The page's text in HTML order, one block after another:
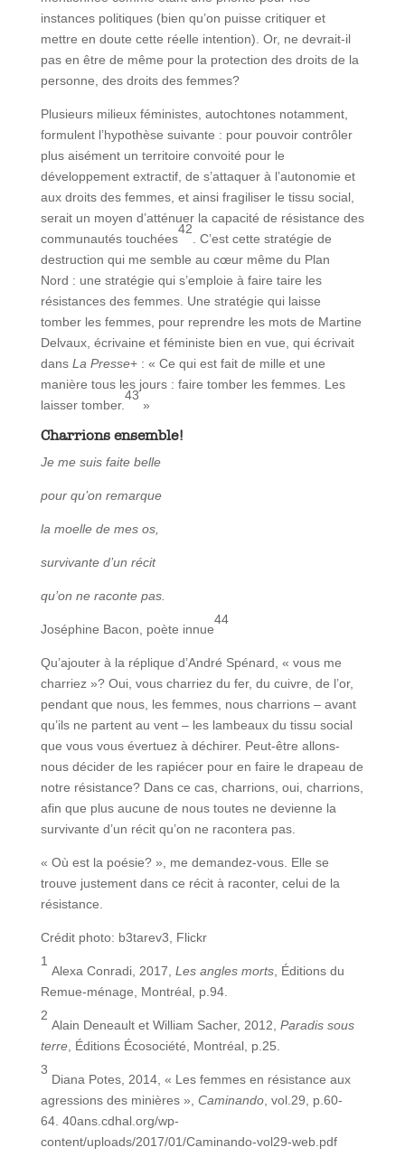
instances politiques (bien qu’on puisse critiquer et
mettre en doute cette réelle intention). Or, ne devrait-il
pas en être de même pour la protection des droits de la
personne, des droits des femmes?
Plusieurs milieux féministes, autochtones notamment,
formulent l’hypothèse suivante : pour pouvoir contrôler
plus aisément un territoire convoité pour le
développement extractif, de s’attaquer à l’autonomie et
aux droits des femmes, et ainsi fragiliser le tissu social,
serait un moyen d’atténuer la capacité de résistance des
communautés touchées
42
. C’est cette stratégie de
destruction qui me semble au cœur même du Plan
Nord : une stratégie qui s’emploie à faire taire les
résistances des femmes. Une stratégie qui laisse
tomber les femmes, pour reprendre les mots de Martine
Delvaux, écrivaine et féministe bien en vue, qui écrivait
dans La Presse+ : « Ce qui est fait de mille et une
manière tous les jours : faire tomber les femmes. Les
laisser tomber.
43
»
Charrions ensemble!
Je me suis faite belle
pour qu’on remarque
la moelle de mes os,
survivante d’un récit
qu’on ne raconte pas.
Joséphine Bacon, poète innue
44
Qu’ajouter à la réplique d’André Spénard, « vous me
charriez »? Oui, vous charriez du fer, du cuivre, de l’or,
pendant que nous, les femmes, nous charrions – avant
qu’ils ne partent au vent – les lambeaux du tissu social
que vous vous évertuez à déchirer. Peut-être allons-
nous décider de les rapiécer pour en faire le drapeau de
notre résistance? Dans ce cas, charrions, oui, charrions,
afin que plus aucune de nous toutes ne devienne la
survivante d’un récit qu’on ne racontera pas.
« Où est la poésie? », me demandez-vous. Elle se
trouve justement dans ce récit à raconter, celui de la
résistance.
Crédit photo: b3tarev3, Flickr
1
Alexa Conradi, 2017, Les angles morts, Éditions du
Remue-ménage, Montréal, p.94.
2
Alain Deneault et William Sacher, 2012, Paradis sous
terre, Éditions Écosociété, Montréal, p.25.
3
Diana Potes, 2014, « Les femmes en résistance aux
agressions des minières », Caminando, vol.29, p.60-
64. 40ans.cdhal.org/wp-
content/uploads/2017/01/Caminando-vol29-web.pdf